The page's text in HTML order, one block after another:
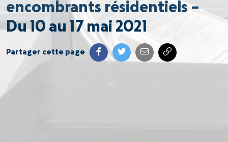
encombrants résidentiels –
Du 10 au 17 mai 2021
Partager cette page